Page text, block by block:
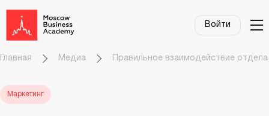
Войти
Главная Медиа Правильное взаимодействие
Маркетинг